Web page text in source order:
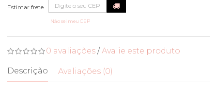
Não sei meu CEP
0 avaliações /Avalie este produto
Descrição Avaliações (0)